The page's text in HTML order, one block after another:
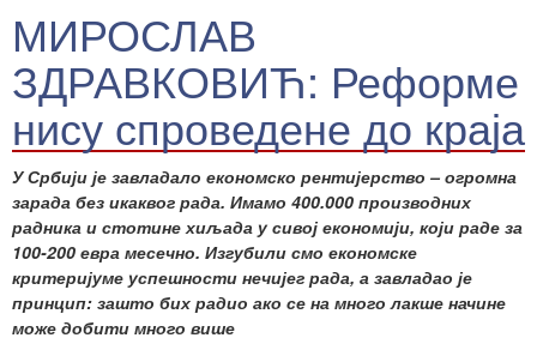
МИРОСЛАВ
ЗДРАВКОВИЋ: Реформе
нису спроведене до краја
У Србији је завладало економско рентијерство – огромна
зарада без икаквог рада. Имамо 400.000 производних
радника и стотине хиљада у сивој економији, који раде за
100-200 евра месечно. Изгубили смо економске
критеријуме успешности нечијег рада, а завладао је
принцип: зашто бих радио ако се на много лакше начине
може добити много више